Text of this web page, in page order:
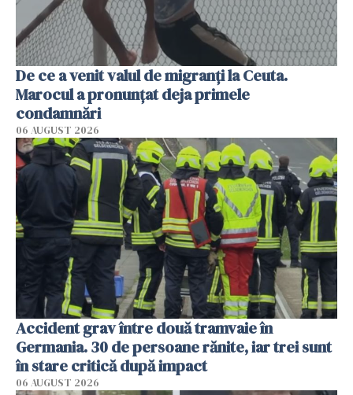
De ce a venit valul de migranți la Ceuta.
Marocul a pronunțat deja primele
condamnări
06 AUGUST 2026
Accident grav între două tramvaie în
Germania. 30 de persoane rănite, iar trei sunt
în stare critică după impact
06 AUGUST 2026